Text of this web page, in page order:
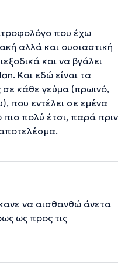
που έχω
αλλά και ουσιαστική
και να βγάλει
Και εδώ είναι τα
σε κάθε γεύμα (πρωινό,
που εντέλει σε εμένα
πολύ έτσι, παρά πριν
να αισθανθώ άνετα
ως προς τις